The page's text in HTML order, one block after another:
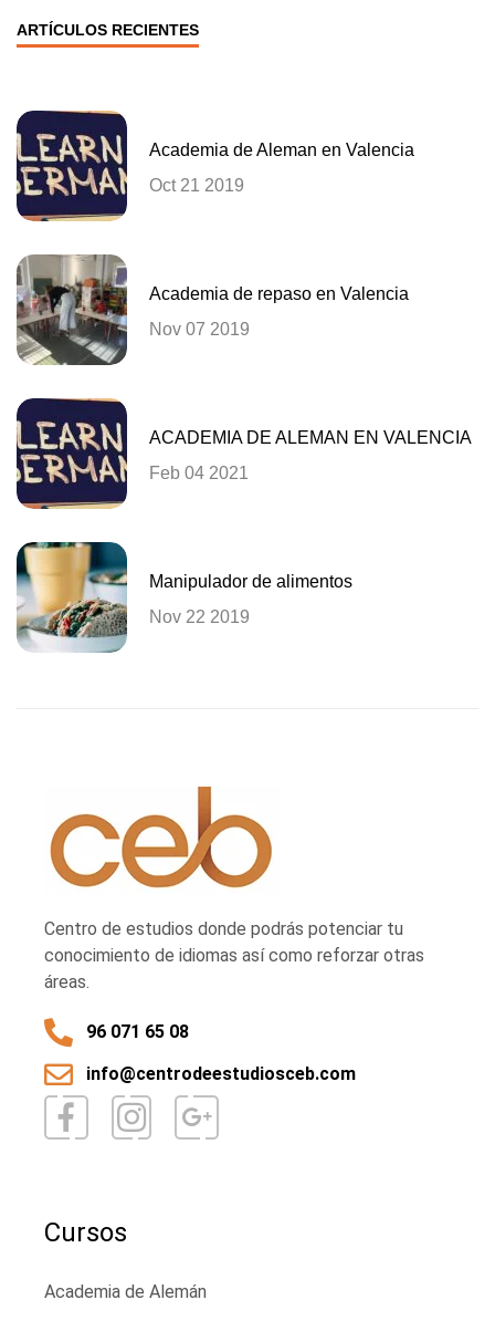
ARTÍCULOS RECIENTES
Academia de Aleman en Valencia
Oct 21 2019
Academia de repaso en Valencia
Nov 07 2019
ACADEMIA DE ALEMAN EN VALENCIA
Feb 04 2021
Manipulador de alimentos
Nov 22 2019
Centro de estudios donde podrás potenciar tu
conocimiento de idiomas así como reforzar otras
áreas.
96 071 65 08
info@centrodeestudiosceb.com
Cursos
Academia de Alemán